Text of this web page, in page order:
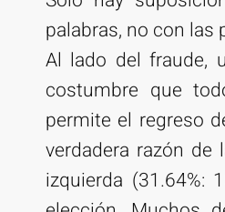
palabras, no con las
Al lado del fraude,
costumbre que
permite el regreso
verdadera razón
izquierda (31.64%: